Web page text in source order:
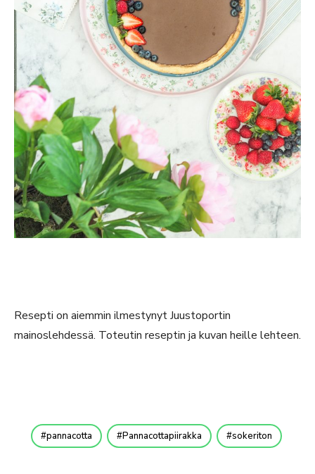
Resepti on aiemmin ilmestynyt Juustoportin
mainoslehdessä. Toteutin reseptin ja kuvan heille lehteen.
pannacotta Pannacottapiirakka sokeriton